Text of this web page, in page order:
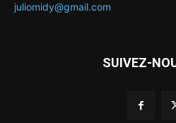
juliomidy@gmail.com
SUIVEZ-